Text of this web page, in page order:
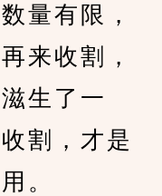
有限，
来收割，
生了一
割，才是
。